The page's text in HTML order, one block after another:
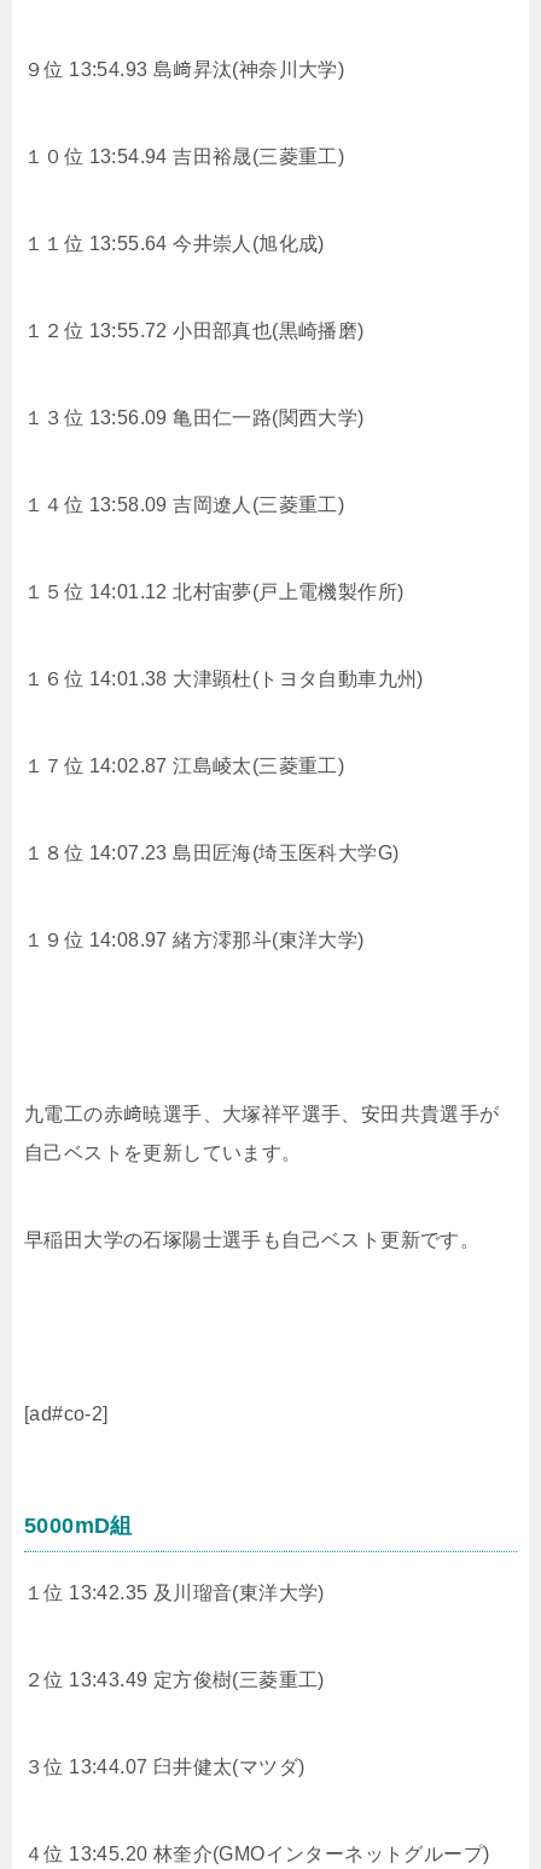
９位 13:54.93 島﨑昇汰(神奈川大学)
１０位 13:54.94吉田裕晟(三菱重工)
１１位 13:55.64今井崇人(旭化成)
１２位 13:55.72小田部真也(黒崎播磨)
１３位 13:56.09亀田仁一路(関西大学)
１４位 13:58.09吉岡遼人(三菱重工)
１５位 14:01.12北村宙夢(戸上電機製作所)
１６位 14:01.38 大津顕杜(トヨタ自動車九州)
１７位 14:02.87江島崚太(三菱重工)
１８位 14:07.23島田匠海(埼玉医科大学G)
１９位 14:08.97緒方澪那斗(東洋大学)
九電工の赤﨑暁選手、大塚祥平選手、安田共貴選手が
自己ベストを更新しています。
早稲田大学の石塚陽士選手も自己ベスト更新です。
[ad#co-2]
5000mD組
１位 13:42.35 及川瑠音(東洋大学)
２位 13:43.49 定方俊樹(三菱重工)
３位 13:44.07 臼井健太(マツダ)
４位 13:45.20 林奎介(GMOインターネットグループ)